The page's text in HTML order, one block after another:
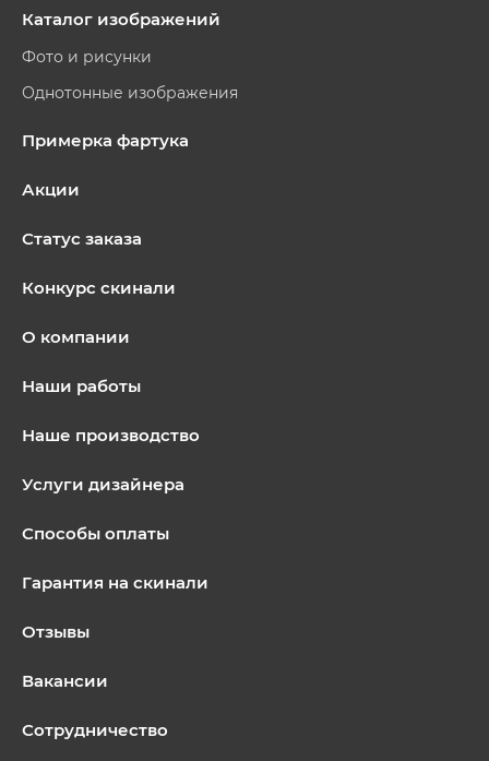
Каталог изображений
Фото и рисунки
Однотонные изображения
Примерка фартука
Акции
Статус заказа
Конкурс скинали
О компании
Наши работы
Наше производство
Услуги дизайнера
Способы оплаты
Гарантия на скинали
Отзывы
Вакансии
Сотрудничество